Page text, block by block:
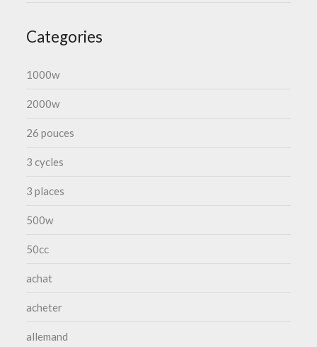
Categories
1000w
2000w
26 pouces
3 cycles
3 places
500w
50cc
achat
acheter
allemand